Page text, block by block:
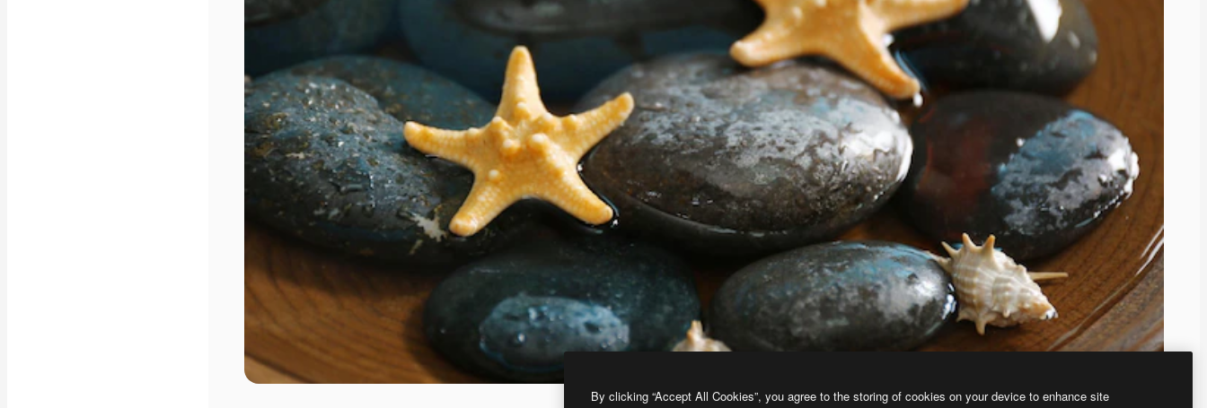
By clicking “Accept All Cookies”, you agree to the storing of cookies on your device to enhance site